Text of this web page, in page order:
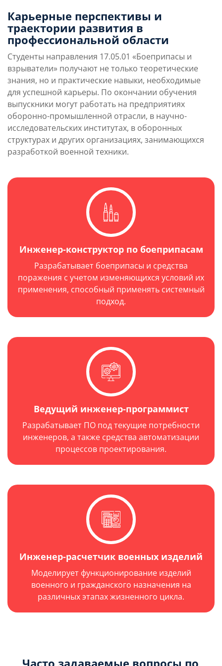
Год выпуска: 1979 г.
Карьерные перспективы и
траектории развития в
профессиональной области
Студенты направления 17.05.01 «Боеприпасы и
взрыватели» получают не только теоретические
знания, но и практические навыки, необходимые
для успешной карьеры. По окончании обучения
выпускники могут работать на предприятиях
оборонно-промышленной отрасли, в научно-
исследовательских институтах, в оборонных
структурах и других организациях, занимающихся
разработкой военной техники.
Инженер-конструктор по боеприпасам
Разрабатывает боеприпасы и средства
поражения с учетом изменяющихся условий их
применения, способный применять системный
подход.
Ведущий инженер-программист
Разрабатывает ПО под текущие потребности
инженеров, а также средства автоматизации
процессов проектирования.
Инженер-расчетчик военных изделий
Моделирует функционирование изделий
военного и гражданского назначения на
различных этапах жизненного цикла.